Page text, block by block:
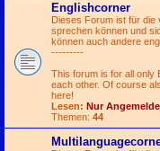
Englishcorner
Dieses Forum ist für die
sprechen können und
können auch andere
---------
This forum is for all only
each other. Of course
here!
Lesen: Nur
Themen: 44